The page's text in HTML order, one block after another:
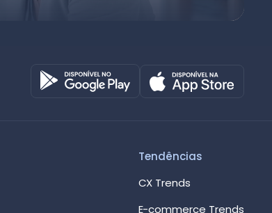
Tendências
CX Trends
E-commerce Trends
Octadesk
Online agora